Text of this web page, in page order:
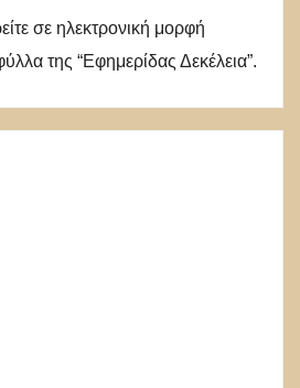
σε ηλεκτρονική μορφή
της “Εφημερίδας Δεκέλεια”.